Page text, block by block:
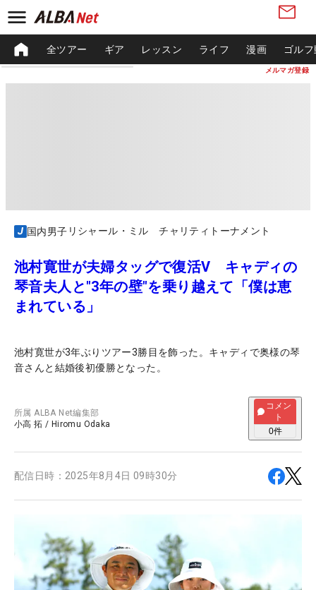
メルマガ登録
全ツアー ギア レッスン ライフ 漫画 ゴル
国内男子 リシャール・ミル チャリティトーナメント
池村寛世が夫婦タッグで復活V キャディの
琴音夫人と"3年の壁"を乗り越えて「僕は恵
まれている」
池村寛世が3年ぶりツアー3勝目を飾った。キャディで奥様の琴
音さんと結婚後初優勝となった。
所属ALBA Net編集部
小高 拓 / Hiromu Odaka
コメン
ト
0件
配信日時： 2025年8月4日 09時30分